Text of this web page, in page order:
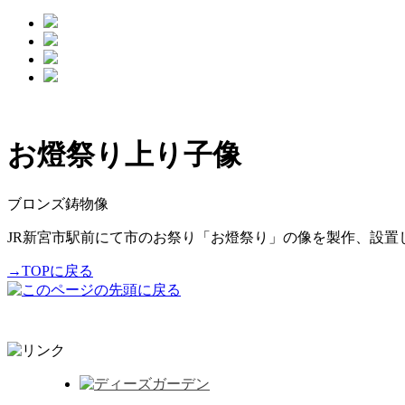
お燈祭り上り子像
ブロンズ鋳物像
JR新宮市駅前にて市のお祭り「お燈祭り」の像を製作、設置
→TOPに戻る